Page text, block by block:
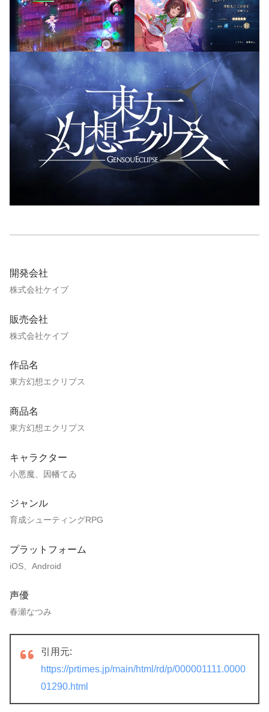
開発会社
株式会社ケイブ
販売会社
株式会社ケイブ
作品名
東方幻想エクリプス
商品名
東方幻想エクリプス
キャラクター
小悪魔、因幡てゐ
ジャンル
育成シューティングRPG
プラットフォーム
iOS、Android
声優
春瀬なつみ
引用元:
https://prtimes.jp/main/html/rd/p/000001111.0000
01290.html